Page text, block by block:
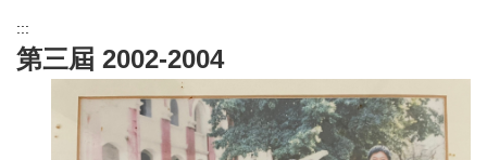
:::
第三屆 2002-2004